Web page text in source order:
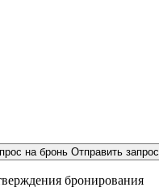
на бронь Отправить запрос
бронирования